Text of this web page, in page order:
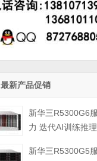
最新产品促销
新华三R5300G6
力 迭代AI训练推
新华三R5300G5